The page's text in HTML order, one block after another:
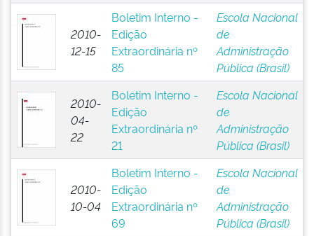
2010-
12-15
Boletim Interno -
Edição
Extraordinária nº
85
Escola Nacional
de
Administração
Pública (Brasil)
2010-
04-
22
Boletim Interno -
Edição
Extraordinária nº
21
Escola Nacional
de
Administração
Pública (Brasil)
2010-
10-04
Boletim Interno -
Edição
Extraordinária nº
69
Escola Nacional
de
Administração
Pública (Brasil)